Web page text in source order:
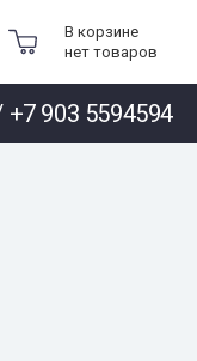
В корзине
нет товаров
+7 903 5594594